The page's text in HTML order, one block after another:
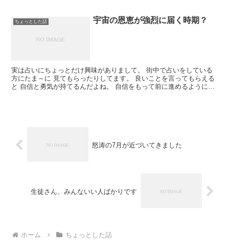
ちょっとした話 宇宙の恩恵が強烈に届く時期？
実は占いにちょっとだけ興味がありまして。 街中で占いをしている
方にたま～に 見てもらったりしてます。 良いことを言ってもらえる
と 自信と勇気が持てるんだよね。 自信をもって前に進めるようにな
怒涛の7月が近づいてきました
生徒さん、みんないい人ばかりです
ホーム ちょっとした話